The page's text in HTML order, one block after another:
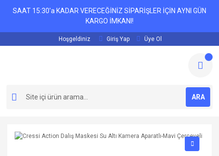
SAAT 15:30'a KADAR VERECEĞİNİZ SİPARİŞLER İÇİN AYNI GÜN
KARGO İMKANI!
Hoşgeldiniz Giriş Yap Üye Ol
ARA